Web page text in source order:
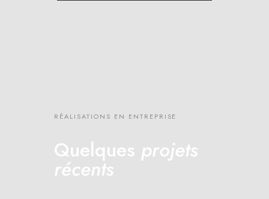
RÉALISATIONS EN ENTREPRISE
Quelques projets
récents